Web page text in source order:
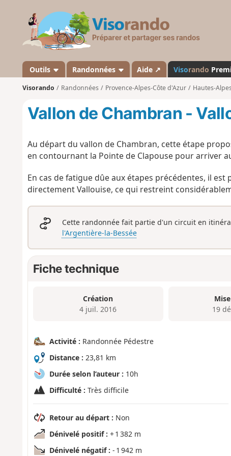
s
a
n
d
Outils Randonnées Aide ↗ Visorando
Visorando Randonnées Provence-Alpes-Côte d'Azur Hautes-
Vallon de Chambran -
Au départ du vallon de Chambran, cette étape
en contournant la Pointe de Clapouse pour arriver
En cas de fatigue dûe aux étapes précédentes, il est
directement Vallouise, ce qui restreint
Cette randonnée fait partie d'un circuit en
l'Argentière-la-Bessée
Fiche technique
Création
4 juil. 2016
19
Activité : Randonnée Pédestre
Distance : 23,81 km
Durée selon l’auteur : 10h
Difficulté : Très difficile
Retour au départ : Non
Dénivelé positif : + 1 382 m
Dénivelé négatif : - 1 942 m